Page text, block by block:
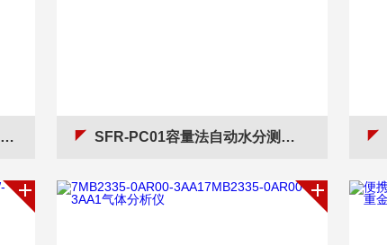
SFR-PC01容量法自动水分测定仪 SFR-PC01